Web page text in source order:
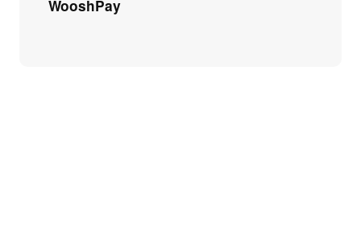
WooshPay